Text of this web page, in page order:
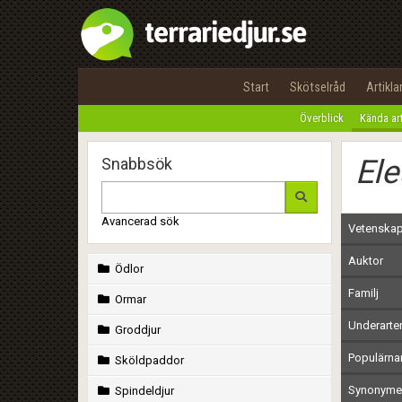
Start Skötselråd Artiklar
Överblick Kända
Snabbsök
Avancerad sök
Ödlor
Ormar
Groddjur
Sköldpaddor
Spindeldjur
Auktor
Familj
Underarter